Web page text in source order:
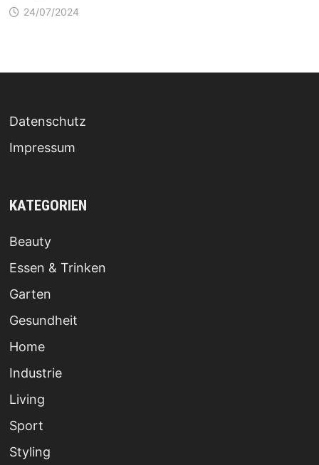
24/07/2024
Datenschutz
Impressum
KATEGORIEN
Beauty
Essen & Trinken
Garten
Gesundheit
Home
Industrie
Living
Sport
Styling